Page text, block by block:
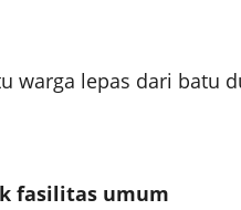
warga lepas dari batu
fasilitas umum